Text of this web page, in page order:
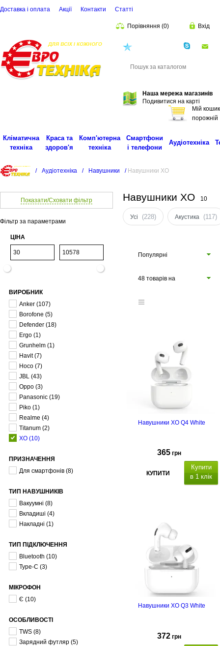
Доставка і оплата Акції Контакти Статті
Порівняння (0) Вхід
Наша мережа магазинів
Подивитися на карті
Мій кошик
порожній
Кліматична
техніка
Краса та
здоров'я
Комп'ютерна
техніка
Смартфони
і телефони
Аудіотехніка
/ Аудіотехніка / Навушники / Навушники XO
Показати/Сховати фільтр
Фільтр за параметрами
ЦІНА
ВИРОБНИК
Anker (107)
Borofone (5)
Defender (18)
Ergo (1)
Grunhelm (1)
Havit (7)
Hoco (7)
JBL (43)
Oppo (3)
Panasonic (19)
Piko (1)
Realme (4)
Titanum (2)
XO (10)
ПРИЗНАЧЕННЯ
Для смартфонів (8)
ТИП НАВУШНИКІВ
Вакуумні (8)
Вкладиші (4)
Накладні (1)
ТИП ПІДКЛЮЧЕННЯ
Bluetooth (10)
Type-C (3)
МІКРОФОН
Є (10)
ОСОБЛИВОСТІ
TWS (8)
Зарядний футляр (5)
Навушники XO 10
Усі (228) Акустика (117)
Популярні
48 товарів на
Навушники XO Q4 White
365 грн
КУПИТИ
Купити
в 1 клік
Навушники XO Q3 White
372 грн